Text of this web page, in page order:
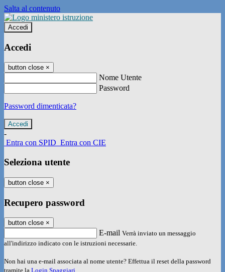
Salta al contenuto
Accedi
Accedi
button close ×
Nome Utente
Password
Password dimenticata?
-
Entra con SPID Entra con CIE
Seleziona utente
button close ×
Recupero password
button close ×
E-mail Verrà inviato un messaggio
all'indirizzo indicato con le istruzioni necessarie.
Non hai una e-mail associata al nome utente? Effettua il reset della password
tramite la Login Spaggiari